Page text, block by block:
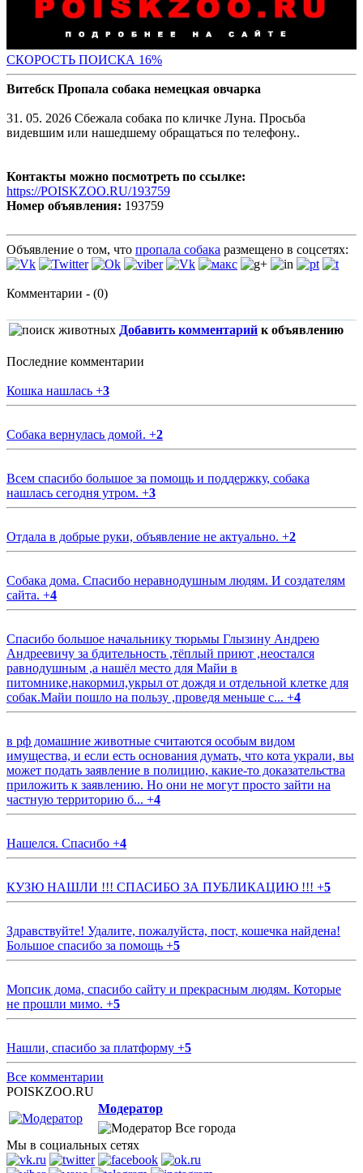
СКОРОСТЬ ПОИСКА 16%
Витебск Пропала собака немецкая овчарка
31. 05. 2026 Сбежала собака по кличке Луна. Просьба
видевшим или нашедшему обращаться по телефону..
Контакты можно посмотреть по ссылке:
https://POISKZOO.RU/193759
Номер объявления: 193759
Объявление о том, что пропала собака размещено в соцсетях:
Комментарии - (0)
Добавить комментарий к объявлению
Последние комментарии
Кошка нашлась +3
Собака вернулась домой. +2
Всем спасибо большое за помощь и поддержку, собака
нашлась сегодня утром. +3
Отдала в добрые руки, объявление не актуально. +2
Собака дома. Спасибо неравнодушным людям. И создателям
сайта. +4
Спасибо большое начальнику тюрьмы Глызину Андрею
Андреевичу за бдительность ,тёплый приют ,неостался
равнодушным ,а нашёл место для Майи в
питомнике,накормил,укрыл от дождя и отдельной клетке для
собак.Майи пошло на пользу ,проведя меньше с... +4
в рф домашние животные считаются особым видом
имущества, и если есть основания думать, что кота украли, вы
может подать заявление в полицию, какие-то доказательства
приложить к заявлению. Но они не могут просто зайти на
частную территорию б... +4
Нашелся. Спасибо +4
КУЗЮ НАШЛИ !!! СПАСИБО ЗА ПУБЛИКАЦИЮ !!! +5
Здравствуйте! Удалите, пожалуйста, пост, кошечка найдена!
Большое спасибо за помощь +5
Мопсик дома, спасибо сайту и прекрасным людям. Которые
не прошли мимо. +5
Нашли, спасибо за платформу +5
Все комментарии
POISKZOO.RU
Модератор
Все города
Мы в социальных сетях